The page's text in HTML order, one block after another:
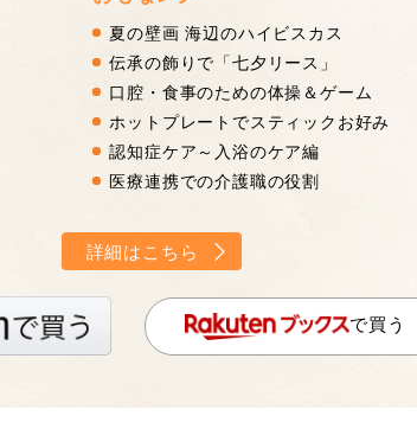
夏の壁画 海辺のハイビスカス
伝承の飾りで「七夕リース」
口腔・食事のための体操＆ゲーム
ホットプレートでスティックお好み
認知症ケア～入浴のケア編
医療連携での介護職の役割
詳細はこちら
で買う